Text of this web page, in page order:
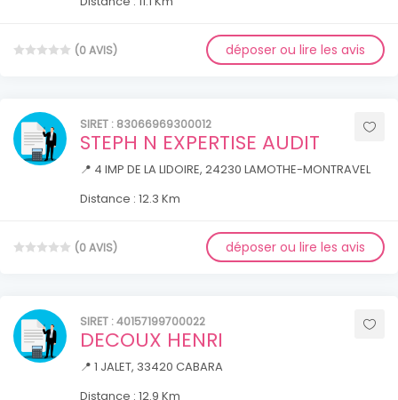
(0 AVIS) déposer ou lire les avis
SIRET : 83066969300012
STEPH N EXPERTISE AUDIT
📍 4 IMP DE LA LIDOIRE, 24230 LAMOTHE-MONTRAVEL
Distance : 12.3 Km
(0 AVIS) déposer ou lire les avis
SIRET : 40157199700022
DECOUX HENRI
📍 1 JALET, 33420 CABARA
Distance : 12.9 Km